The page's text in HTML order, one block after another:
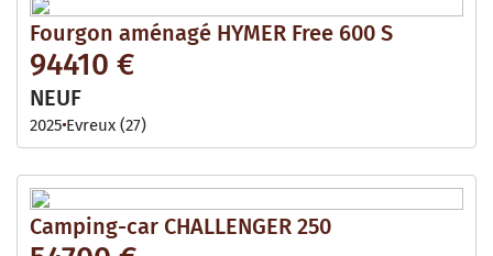
Fourgon aménagé HYMER Free 600 S
94410 €
NEUF
2025 Evreux (27)
Camping-car CHALLENGER 250